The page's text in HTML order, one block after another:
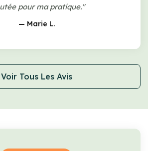
pour ma pratique."
— Marie L.
Voir Tous Les Avis